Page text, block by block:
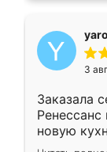
3
Заказала
Ренессанс
новую
вполне